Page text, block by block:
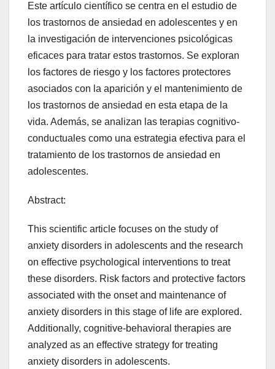
Este artículo científico se centra en el estudio de
los trastornos de ansiedad en adolescentes y en
la investigación de intervenciones psicológicas
eficaces para tratar estos trastornos. Se exploran
los factores de riesgo y los factores protectores
asociados con la aparición y el mantenimiento de
los trastornos de ansiedad en esta etapa de la
vida. Además, se analizan las terapias cognitivo-
conductuales como una estrategia efectiva para el
tratamiento de los trastornos de ansiedad en
adolescentes.
Abstract:
This scientific article focuses on the study of
anxiety disorders in adolescents and the research
on effective psychological interventions to treat
these disorders. Risk factors and protective factors
associated with the onset and maintenance of
anxiety disorders in this stage of life are explored.
Additionally, cognitive-behavioral therapies are
analyzed as an effective strategy for treating
anxiety disorders in adolescents.